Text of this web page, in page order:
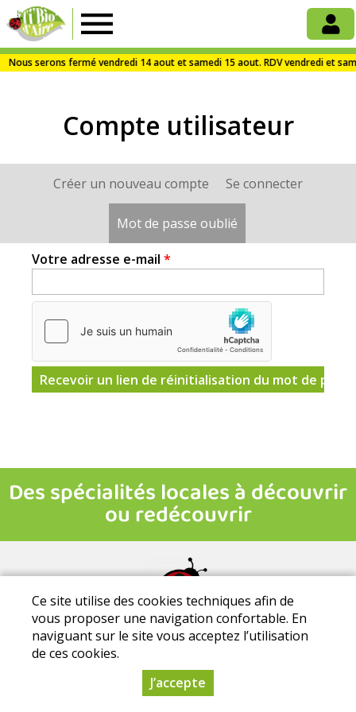
La
Ti'Bio
d'Aire
Compte utilisateur
OngletsCréer un nouveau compte Se connecter
Mot de passe oublié
Votre adresse e-mail *
Mentions légales | Conditions Générales de Ventes|Protection
des données personnelles
La Ti'bio d'Aire - Parc de la Thibaudière - 37120 Courcoué - Tél. :
Ce site utilise des cookies techniques afin de
vous proposer une navigation confortable. En
naviguant sur le site vous acceptez l’utilisation
de ces cookies.
J’accepte